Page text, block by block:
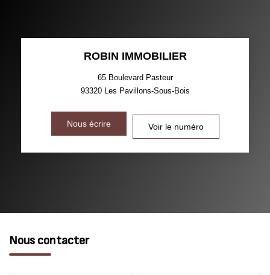
ROBIN IMMOBILIER
65 Boulevard Pasteur
93320 Les Pavillons-Sous-Bois
Nous écrire Voir le numéro
Nous contacter